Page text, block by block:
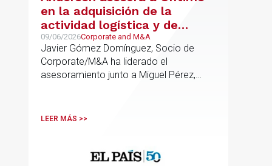
en la adquisición de la
actividad logística y de
transporte de Campillo
Palmera
09/06/2026Corporate and M&A
Javier Gómez Domínguez, Socio de
Corporate/M&A ha liderado el
asesoramiento junto a Miguel Pérez,
LEER MÁS >>